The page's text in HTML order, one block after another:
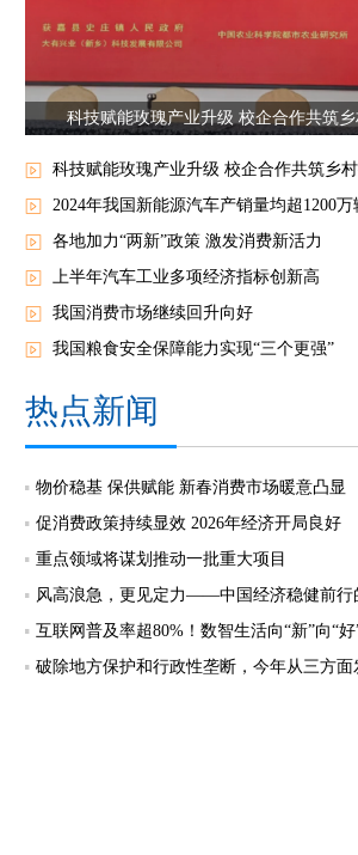
科技赋能玫瑰产业升级 校企合作共筑
科技赋能玫瑰产业升级 校企合作共筑乡
2024年我国新能源汽车产销量均超1200万
各地加力“两新”政策 激发消费新活力
上半年汽车工业多项经济指标创新高
我国消费市场继续回升向好
我国粮食安全保障能力实现“三个更强”
热点新闻
物价稳基 保供赋能 新春消费市场暖意凸显
促消费政策持续显效 2026年经济开局良好
重点领域将谋划推动一批重大项目
风高浪急，更见定力——中国经济稳健前行
互联网普及率超80%！数智生活向“新”向“好
破除地方保护和行政性垄断，今年从三方面